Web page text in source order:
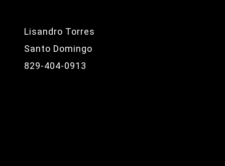
Lisandro Torres
Santo Domingo
829-404-0913